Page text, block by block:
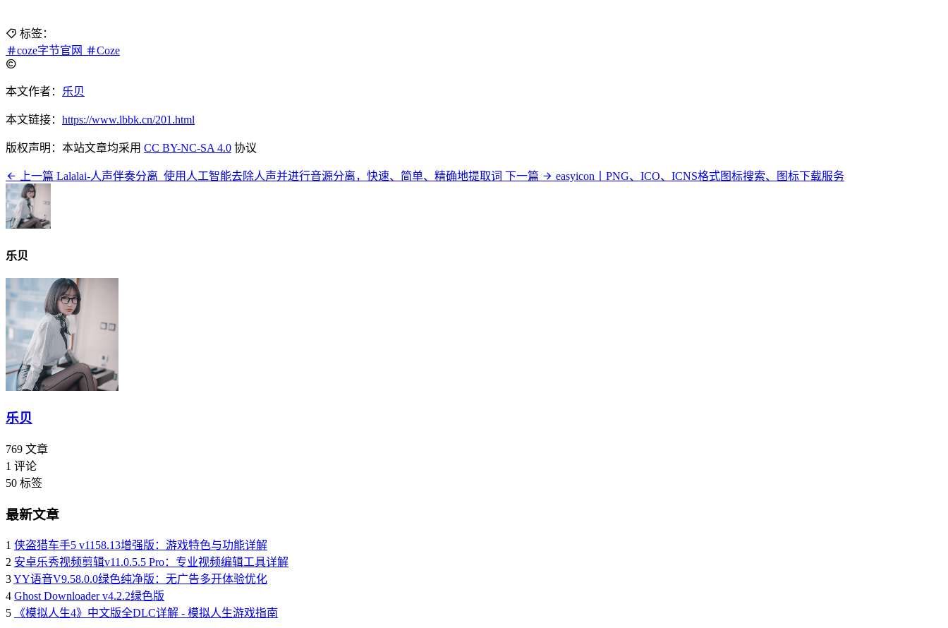
标签：
coze字节官网
Coze
本文作者： 乐贝
本文链接： https://www.lbbk.cn/201.html
版权声明：本站文章均采用 CC BY-NC-SA 4.0 协议
上一篇 Lalalai-人声伴奏分离_使用人工智能去除人声并进行音源分离，快速、简单、精确地提取词 下一篇 easyicon丨PNG、ICO、ICNS格式图标搜索、图标下载服务
乐贝
乐贝
769 文章
1 评论
50 标签
最新文章
1 侠盗猎车手5 v1158.13增强版：游戏特色与功能详解
2 安卓乐秀视频剪辑v11.0.5.5 Pro：专业视频编辑工具详解
3YY语音V9.58.0.0绿色纯净版：无广告多开体验优化
4 Ghost Downloader v4.2.2绿色版
5
《模拟人生4》中文版全DLC详解 - 模拟人生游戏指南